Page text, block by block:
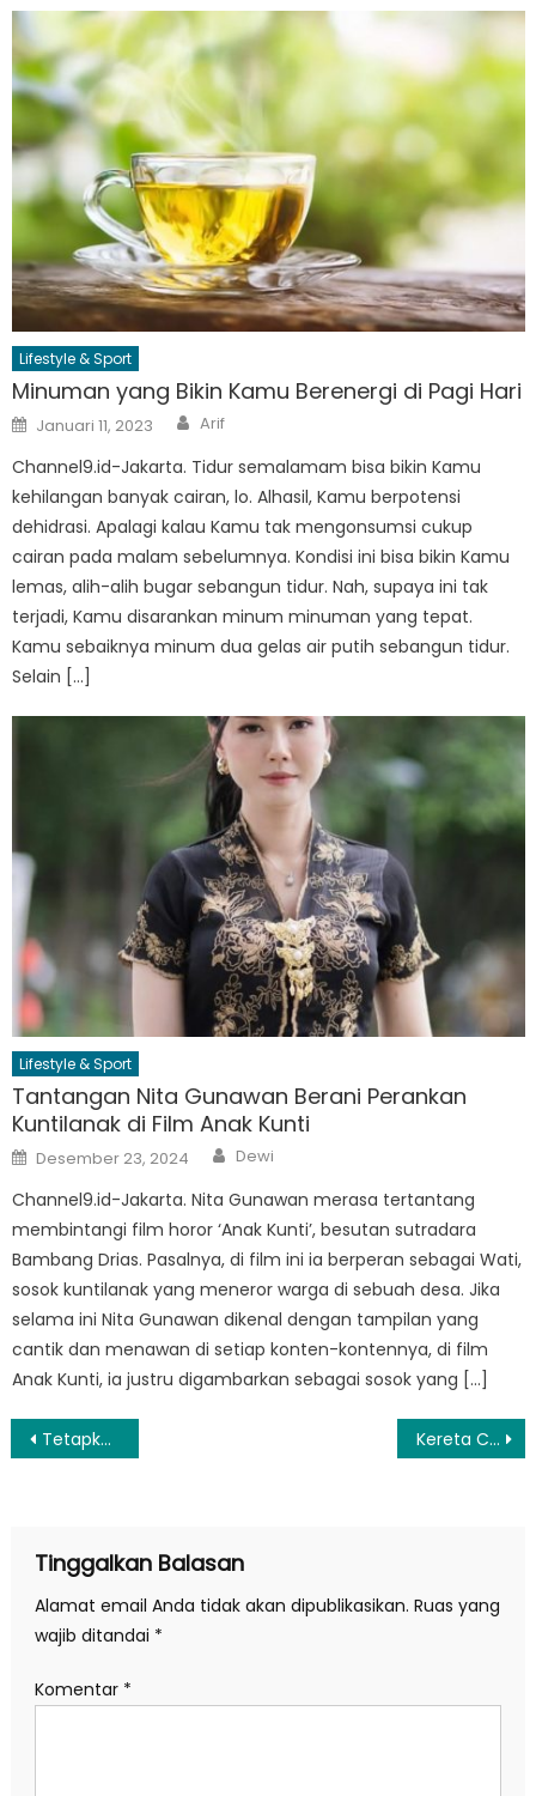
Lifestyle & Sport
Minuman yang Bikin Kamu Berenergi di Pagi Hari
Posted
on
Januari 11, 2023 Author
Arif
Channel9.id-Jakarta. Tidur semalamam bisa bikin Kamu
kehilangan banyak cairan, lo. Alhasil, Kamu berpotensi
dehidrasi. Apalagi kalau Kamu tak mengonsumsi cukup
cairan pada malam sebelumnya. Kondisi ini bisa bikin Kamu
lemas, alih-alih bugar sebangun tidur. Nah, supaya ini tak
terjadi, Kamu disarankan minum minuman yang tepat.
Kamu sebaiknya minum dua gelas air putih sebangun tidur.
Selain […]
Lifestyle & Sport
Tantangan Nita Gunawan Berani Perankan
Kuntilanak di Film Anak Kunti
Posted
on
Desember 23, 2024 Author
Dewi
Channel9.id-Jakarta. Nita Gunawan merasa tertantang
membintangi film horor ‘Anak Kunti’, besutan sutradara
Bambang Drias. Pasalnya, di film ini ia berperan sebagai Wati,
sosok kuntilanak yang meneror warga di sebuah desa. Jika
selama ini Nita Gunawan dikenal dengan tampilan yang
cantik dan menawan di setiap konten-kontennya, di film
Anak Kunti, ia justru digambarkan sebagai sosok yang […]
Navigasi
Tetapkan 17 Tersangka Peristiwa Bentrok di Morowali Utara, Kapolri: Kepolisian Akan Menindak Tegas Kereta Cepat Jakarta – Bandung Integrasikan Ekonomi Dua Kota
Tinggalkan Balasan
Alamat email Anda tidak akan dipublikasikan. Ruas yang
wajib ditandai *
Komentar *